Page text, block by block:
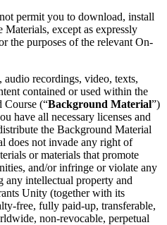
permit you to download, install
except as expressly
the purposes of the relevant On-
recordings, video, texts,
contained or used within the
Course (“Background Material”)
have all necessary licenses and
the Background Material
does not invade any right of
or materials that promote
and/or infringe or violate any
intellectual property and
Unity (together with its
free, fully paid-up, transferable,
non-revocable, perpetual